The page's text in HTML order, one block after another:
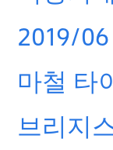
2019/
마철 타
브리지